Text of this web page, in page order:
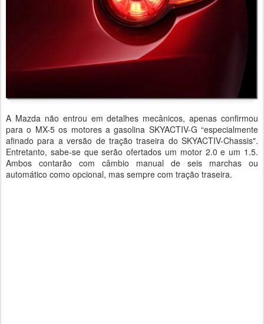
A Mazda não entrou em detalhes mecânicos, apenas confirmou
para o MX-5 os motores a gasolina SKYACTIV-G “especialmente
afinado para a versão de tração traseira do SKYACTIV-Chassis".
Entretanto, sabe-se que serão ofertados um motor 2.0 e um 1.5.
Ambos contarão com câmbio manual de seis marchas ou
automático como opcional, mas sempre com tração traseira.